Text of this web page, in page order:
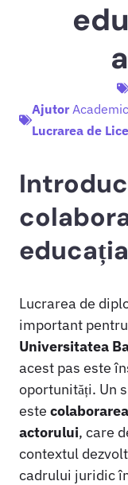
Ajutor
Lucrarea de
Lucrarea de
important
Universitatea
acest pas este
oportunități. Un
este
actorului, care
contextul
cadrului juridic